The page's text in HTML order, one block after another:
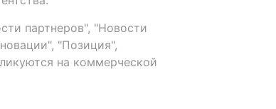
партнеров", "Новости
"Позиция",
на коммерческой